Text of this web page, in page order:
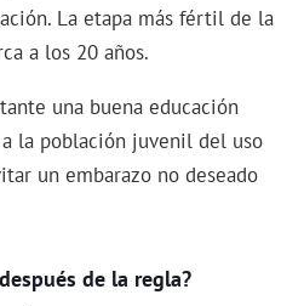
La etapa más fértil de la
a los 20 años.
una buena educación
la población juvenil del uso
un embarazo no deseado
de la regla?